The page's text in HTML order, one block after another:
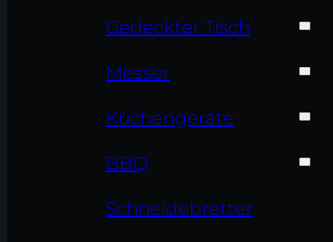
Gedeckter Tisch
Messer
Küchengeräte
BBQ
Schneidebretter